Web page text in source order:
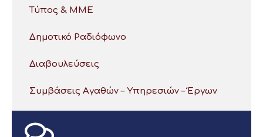
Τύπος & ΜΜΕ
Δημοτικό Ραδιόφωνο
Διαβουλεύσεις
Συμβάσεις Αγαθών – Υπηρεσιών – Έργων